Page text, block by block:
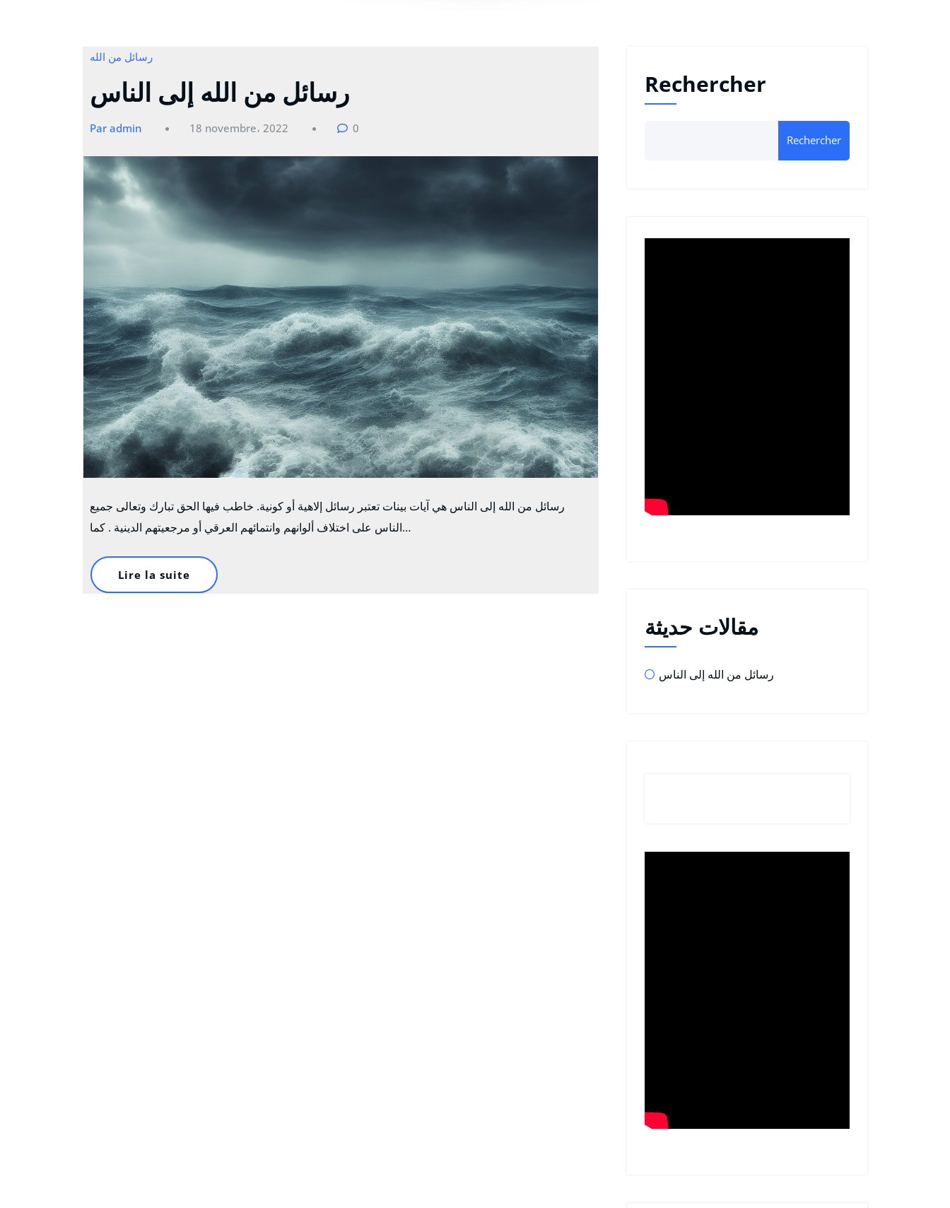
رسائل من الله
رسائل من الله إلى الناس
Par admin 18 novembre، 2022 0
رسائل من الله إلى الناس هي آيات بينات تعتبر رسائل إلاهية أو كونية. خاطب فيها الحق تبارك وتعالى جميع
الناس على اختلاف ألوانهم وانتمائهم العرقي أو مرجعيتهم الدينية . كما…
Lire la suite
Rechercher
Rechercher
مقالات حديثة
رسائل من الله إلى الناس